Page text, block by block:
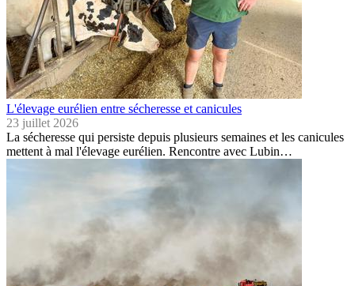
L'élevage eurélien entre sécheresse et canicules
23 juillet 2026
La sécheresse qui persiste depuis plusieurs semaines et les canicules
mettent à mal l'élevage eurélien. Rencontre avec Lubin…